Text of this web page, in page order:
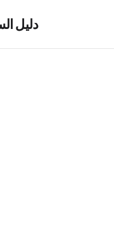
دليل